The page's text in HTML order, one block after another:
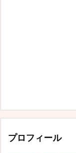
プロフィール